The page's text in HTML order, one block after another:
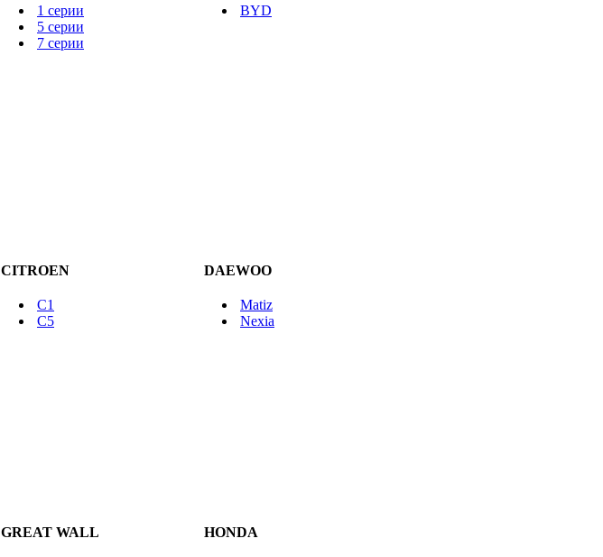
1 серии
5 серии
7 серии
BYD
CITROEN DAEWOO
C1
C5
Matiz
Nexia
GREAT WALL HONDA